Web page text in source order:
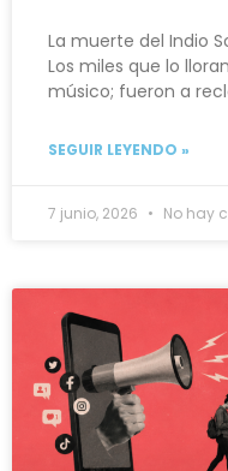
La muerte del Indio
Los miles que lo
músico; fueron a
SEGUIR LEYENDO »
7 junio, 2026 No hay